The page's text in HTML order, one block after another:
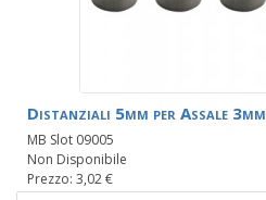
Distanziali 5mm per Assale 3mm
MB Slot 09005
Non Disponibile
Prezzo: 3,02 €